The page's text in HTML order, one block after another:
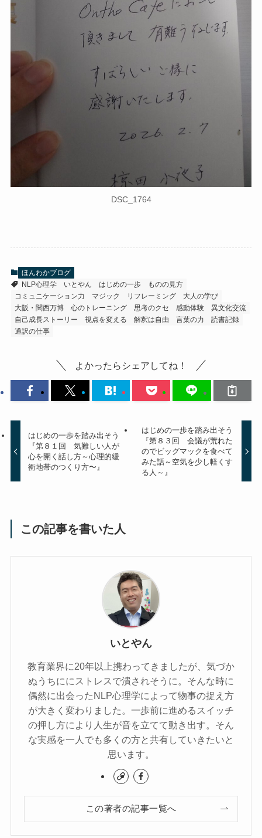
DSC_1764
ほんわかブログ
NLP心理学
いとやん はじめの一歩
ものの見方
コミュニケーション力
マジック リフレーミング
大人の学び
大阪・関西万博
心のトレーニング 思考のクセ 感動体験
異文化交流
自己成長ストーリー
視点を変える 解釈は自由 言葉の力
読書記録
通訳の仕事
よかったらシェアしてね！
はじめの一歩を踏み出そう
『第８１回 気難しい人が
心を開く話し方～心理的緩
衝地帯のつくり方〜』
はじめの一歩を踏み出そう
『第８３回 会議が荒れた
のでビッグマックを食べて
みた話～空気を少し軽くす
る人～』
この記事を書いた人
いとやん
教育業界に20年以上携わってきましたが、気づか
ぬうちににストレスで潰されそうに。そんな時に
偶然に出会ったNLP心理学によって物事の捉え方
が大きく変わりました。一歩前に進めるスイッチ
の押し方により人生が音を立てて動き出す。そん
な実感を一人でも多くの方と共有していきたいと
思います。
この著者の記事一覧へ